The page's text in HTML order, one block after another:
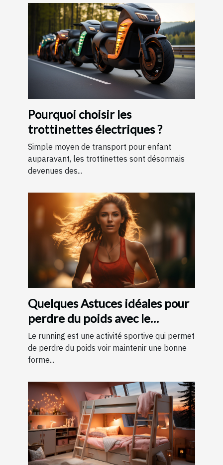
Pourquoi choisir les
trottinettes électriques ?
Simple moyen de transport pour enfant
auparavant, les trottinettes sont désormais
devenues des...
Quelques Astuces idéales pour
perdre du poids avec le
running ?
Le running est une activité sportive qui permet
de perdre du poids voir maintenir une bonne
forme...